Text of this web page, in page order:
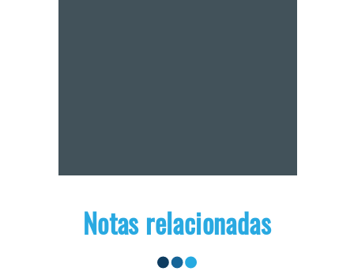
Notas relacionadas